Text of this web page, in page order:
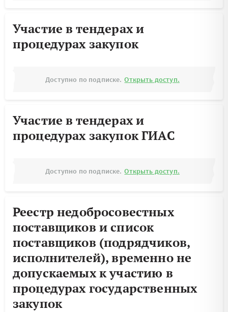
Участие в тендерах и
процедурах закупок
Доступно по подписке. Открыть доступ.
Участие в тендерах и
процедурах закупок ГИАС
Доступно по подписке. Открыть доступ.
Реестр недобросовестных
поставщиков и список
поставщиков (подрядчиков,
исполнителей), временно не
допускаемых к участию в
процедурах государственных
закупок